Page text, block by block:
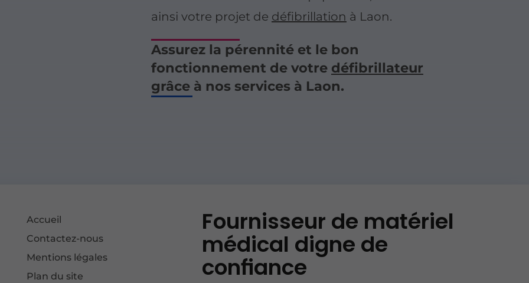
ainsi votre projet de défibrillation à Laon.
Assurez la pérennité et le bon
fonctionnement de votre défibrillateur
grâce à nos services à Laon.
Accueil
Contactez-nous
Mentions légales
Plan du site
Fournisseur de matériel
médical digne de
confiance